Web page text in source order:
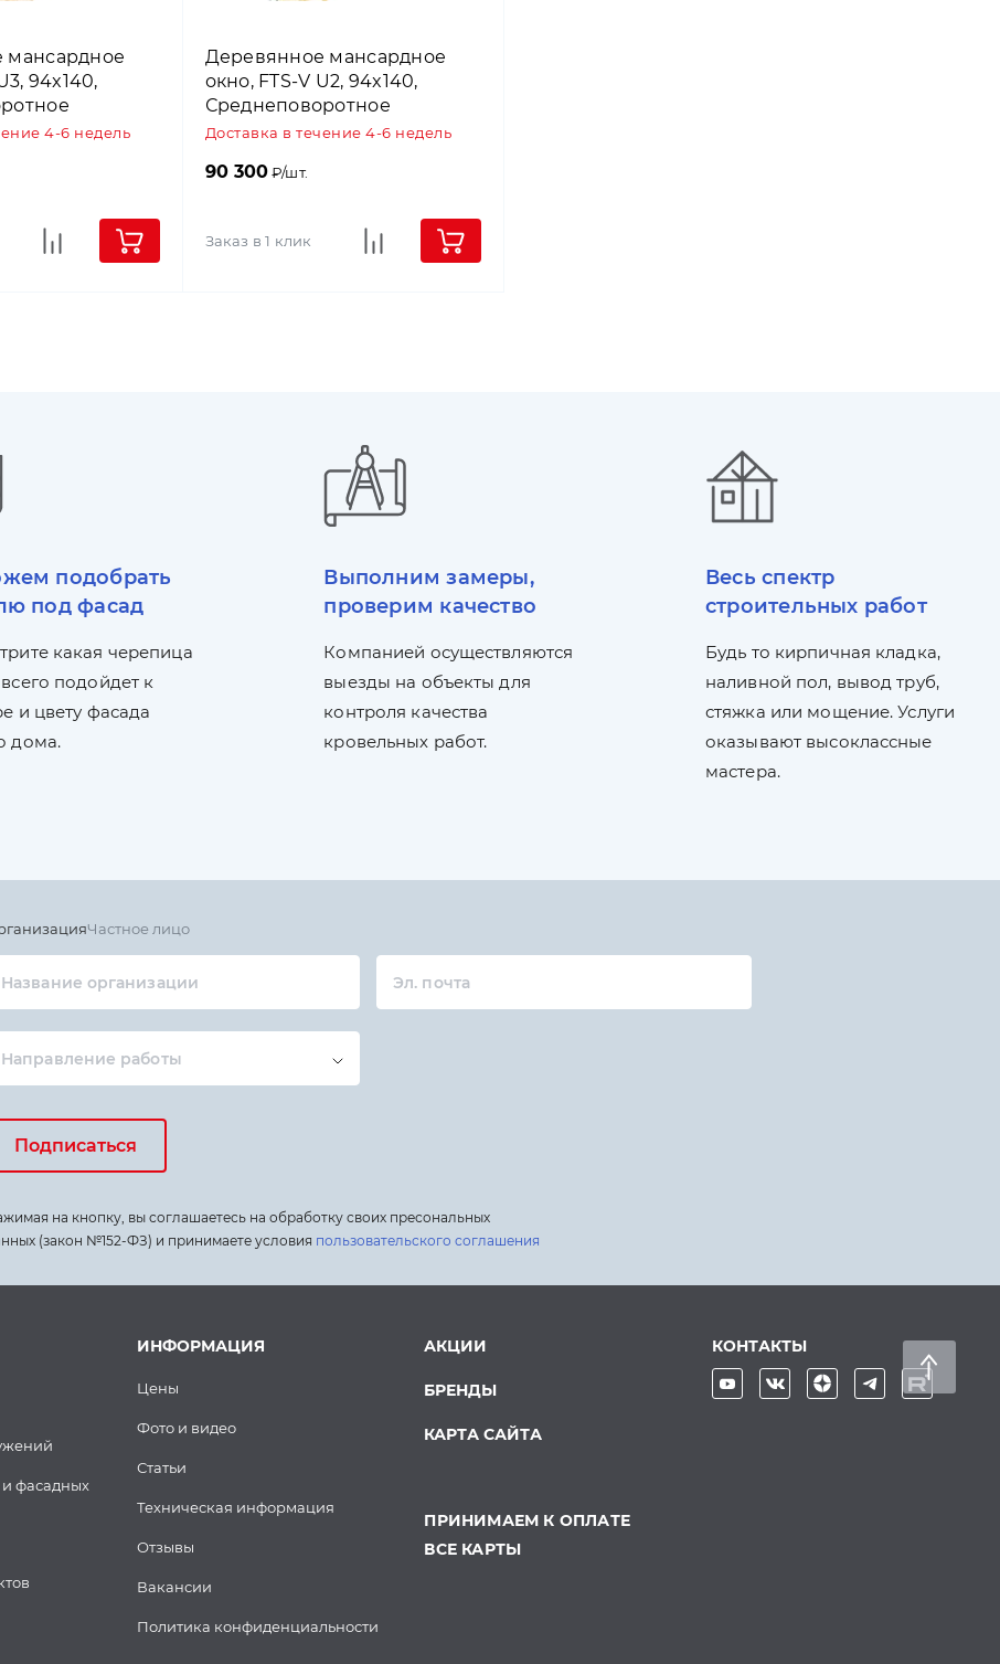
мансардное
94x140,
Fakro4-6 недель
Деревянное мансардное
окно, FTS-V U2, 94x140,
Среднеповоротное
открывание, Fakro
Доставка в течение 4-6 недель
90 300₽/шт.
Заказ в 1 клик
подобрать
под фасад
какая черепица
подойдет к
и цвету фасада
дома.
Выполним замеры,
проверим качество
Компанией осуществляются
выезды на объекты для
контроля качества
кровельных работ.
Весь спектр
строительных работ
Будь то кирпичная кладка,
наливной пол, вывод труб,
стяжка или мощение. Услуги
оказывают высоклассные
мастера.
Частное лицо
Название организации Эл. почта
Направление работы
Подписаться
на кнопку, вы соглашаетесь на обработку своих пресональных
(закон №152-ФЗ) и принимаете условия пользовательского соглашения
фасадных
ИНФОРМАЦИЯ
Цены
Фото и видео
Статьи
Техническая информация
Отзывы
Вакансии
Политика конфиденциальности
АКЦИИ
БРЕНДЫ
КАРТА САЙТА
ПРИНИМАЕМ К ОПЛАТЕ
ВСЕ КАРТЫ
КОНТАКТЫ